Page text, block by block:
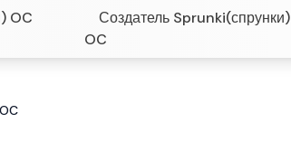
OC
Создатель Sprunki(спрунки)
OC